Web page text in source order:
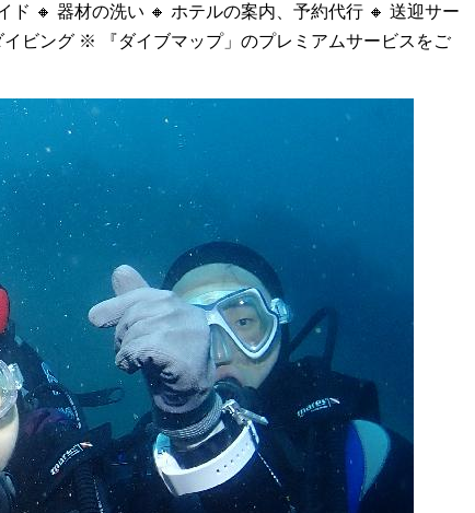
ド 🔸 器材の洗い 🔸 ホテルの案内、予約代行 🔸 送迎サー
ビング ※ 『ダイブマップ」のプレミアムサービスをご